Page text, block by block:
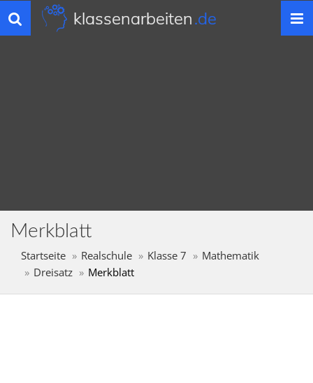
Toggle
navigation
klassenarbeiten.de
Merkblatt
Startseite Realschule Klasse 7
Mathematik
Dreisatz
Merkblatt